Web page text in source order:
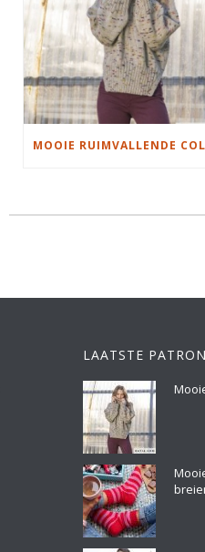
LAATSTE